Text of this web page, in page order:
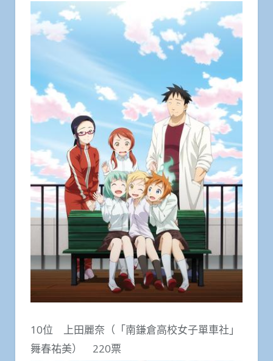
10位 上田麗奈（「南鎌倉高校女子單車社」
舞春祐美） 220票